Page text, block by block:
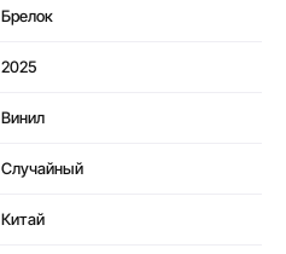
Брелок
2025
Винил
Случайный
Китай